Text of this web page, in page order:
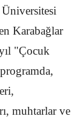
Karabağlar
"Çocuk
muhtarlar ve